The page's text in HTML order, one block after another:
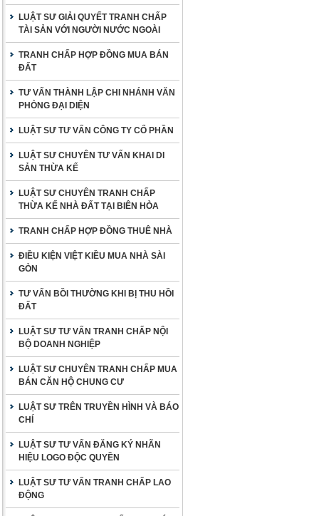
LUẬT SƯ GIẢI QUYẾT TRANH CHẤP
TÀI SẢN VỚI NGƯỜI NƯỚC NGOÀI
TRANH CHẤP HỢP ĐỒNG MUA BÁN
ĐẤT
TƯ VẤN THÀNH LẬP CHI NHÁNH VĂN
PHÒNG ĐẠI DIỆN
LUẬT SƯ TƯ VẤN CÔNG TY CỔ PHẦN
LUẬT SƯ CHUYÊN TƯ VẤN KHAI DI
SẢN THỪA KẾ
LUẬT SƯ CHUYÊN TRANH CHẤP
THỪA KẾ NHÀ ĐẤT TẠI BIÊN HÒA
TRANH CHẤP HỢP ĐỒNG THUÊ NHÀ
ĐIỀU KIỆN VIỆT KIỀU MUA NHÀ SÀI
GÒN
TƯ VẤN BỒI THƯỜNG KHI BỊ THU HỒI
ĐẤT
LUẬT SƯ TƯ VẤN TRANH CHẤP NỘI
BỘ DOANH NGHIỆP
LUẬT SƯ CHUYÊN TRANH CHẤP MUA
BÁN CĂN HỘ CHUNG CƯ
LUẬT SƯ TRÊN TRUYỀN HÌNH VÀ BÁO
CHÍ
LUẬT SƯ TƯ VẤN ĐĂNG KÝ NHÃN
HIỆU LOGO ĐỘC QUYỀN
LUẬT SƯ TƯ VẤN TRANH CHẤP LAO
ĐỘNG